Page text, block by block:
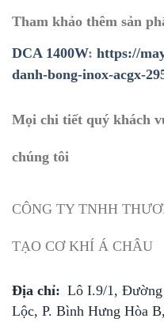
Tham khảo thêm sản
DCA 1400W: https://
danh-bong-inox-acgx-
Mọi chi tiết quý khách
chúng tôi
CÔNG TY TNHH
TẠO CƠ KHÍ Á CHÂU
Địa chỉ: Lô I.9/1, Đường
Lộc, P. Bình Hưng Hòa